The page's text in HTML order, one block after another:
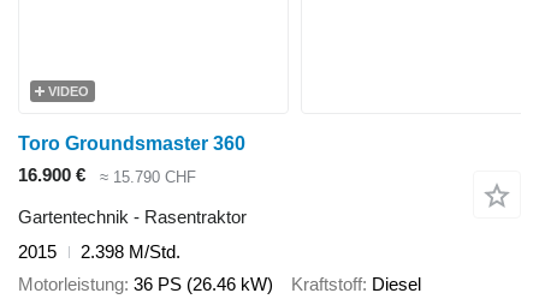
VIDEO
Toro Groundsmaster 360
16.900 €
≈ 15.790 CHF
Gartentechnik - Rasentraktor
2015
2.398 M/Std.
Motorleistung 36 PS (26.46 kW) Kraftstoff Diesel